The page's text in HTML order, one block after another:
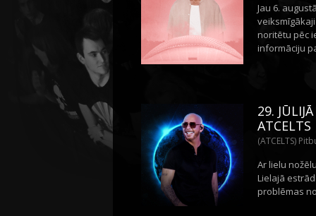
Jau 6.
noritētu pēc
informāciju
29.
ATCELTS
(ATCELTS)
Ar lielu
Lielajā
problēmas